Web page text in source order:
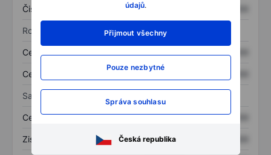
údajů.
Přijmout všechny
Pouze nezbytné
Správa souhlasu
Česká republika
Čistý příjem XXXXXXX
Rozvaha
Celková aktiva
Celkový dluh XXXXXXX
Sazby
Cena/tržby XXXXXXX XXXXXXX
Zisk na akcii XXXXXXX